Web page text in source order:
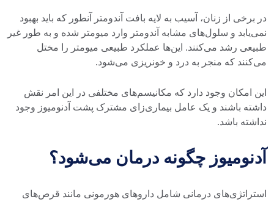
در برخی از زنان، آسیب به لایه بافت آندومتر آنطور که باید بهبود
نمی‌یابد و سلول‌های مشابه آندومتر وارد میومتر شده و به طور غیر
طبیعی رشد می‌کنند. این‌ها عملکرد طبیعی میومتر را مختل
می‌کنند که منجر به درد و خونریزی می‌شود.
این امکان وجود دارد که مکانیسم‌های مختلفی در این امر نقش
داشته باشند و یک عامل بیماری‌زای مشترک پشت آدنومیوز وجود
نداشته باشد.
آدنومیوز چگونه درمان می‌شود؟
استراتژی‌های درمانی شامل دارو‌های هورمونی مانند قرص‌های